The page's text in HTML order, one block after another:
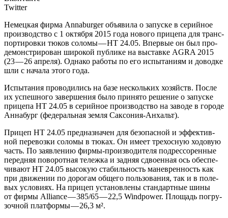
Twitter
Немец­кая фир­ма Annaburger объ­яви­ла о запус­ке в серий­ное
про­из­вод­ство с 1 октяб­ря 2015 года ново­го при­це­па для транс­
пор­ти­ров­ки тюков соло­мы — HT 24.05. Впер­вые он был про­
де­мон­стри­ро­ван широ­кой пуб­ли­ке на выстав­ке AGRA 2015
(23 — 26 апре­ля). Одна­ко рабо­ты по его испы­та­ни­ям и довод­ке
шли с нача­ла это­го года.
Испы­та­ния про­во­ди­лись на базе несколь­ких хозяйств. После
их успеш­но­го завер­ше­ния было при­ня­то реше­ние о запус­ке
при­це­па HT 24.05 в серий­ное про­из­вод­ство на заво­де в горо­де
Анна­бург (феде­раль­ная зем­ля Саксония-Анхальт).
При­цеп HT 24.05 пред­на­зна­чен для без­опас­ной и эффек­тив­
ной пере­воз­ки соло­мы в тюках. Он име­ет трех­ос­ную ходо­вую
часть. По заяв­ле­нию фир­мы-про­из­во­ди­те­ля подрес­со­рен­ные
перед­няя пово­рот­ная тележ­ка и зад­няя сдво­ен­ная ось обес­пе­
чи­ва­ют HT 24.05 высо­кую ста­биль­ность манев­рен­ность как
при дви­же­нии по доро­гам обще­го поль­зо­ва­ния, так и в поле­
вых усло­ви­ях. На при­цеп уста­нов­ле­ны стан­дарт­ные шины
от фир­мы Alliance — 385/65 — 22,5 Windpower. Пло­щадь погру­
зоч­ной плат­фор­мы — 26,3 м².